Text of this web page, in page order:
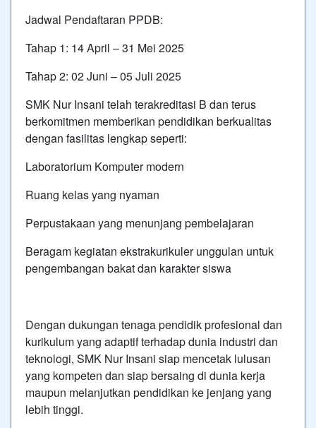
Jadwal Pendaftaran PPDB:
Tahap 1: 14 April – 31 Mei 2025
Tahap 2: 02 Juni – 05 Juli 2025
SMK Nur Insani telah terakreditasi B dan terus
berkomitmen memberikan pendidikan berkualitas
dengan fasilitas lengkap seperti:
Laboratorium Komputer modern
Ruang kelas yang nyaman
Perpustakaan yang menunjang pembelajaran
Beragam kegiatan ekstrakurikuler unggulan untuk
pengembangan bakat dan karakter siswa
Dengan dukungan tenaga pendidik profesional dan
kurikulum yang adaptif terhadap dunia industri dan
teknologi, SMK Nur Insani siap mencetak lulusan
yang kompeten dan siap bersaing di dunia kerja
maupun melanjutkan pendidikan ke jenjang yang
lebih tinggi.